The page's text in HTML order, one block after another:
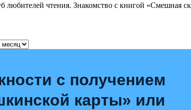
любителей чтения. Знакомство с книгой «Смешная
с получением
карты» или